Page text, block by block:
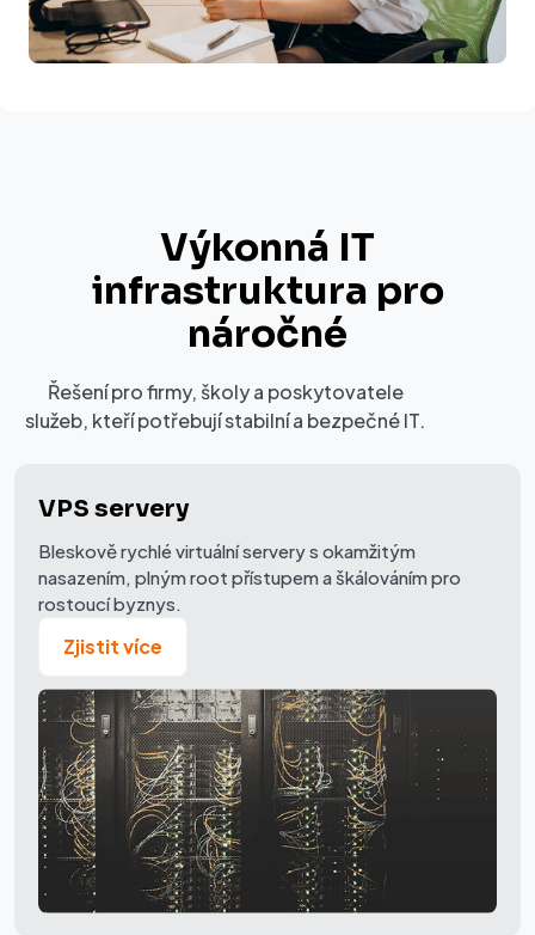
Výkonná IT
infrastruktura pro
náročné
Řešení pro firmy, školy a poskytovatele
služeb, kteří potřebují stabilní a bezpečné IT.
VPS servery
Bleskově rychlé virtuální servery s okamžitým
nasazením, plným root přístupem a škálováním pro
rostoucí byznys.
Zjistit více